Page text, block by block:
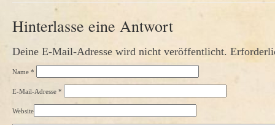
Hinterlasse eine Antwort
Deine E-Mail-Adresse wird nicht veröffentlicht.
Name *
E-Mail-Adresse *
Website